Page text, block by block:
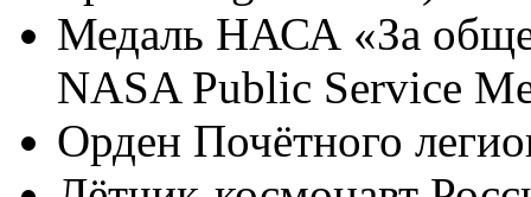
Медаль НАСА «За
NASA Public Service
Орден Почётного